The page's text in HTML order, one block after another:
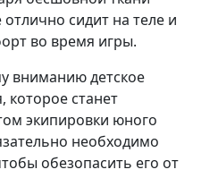
сидит на теле и
во время игры.
вниманию детское
которое станет
экипировки юного
необходимо
обезопасить его от